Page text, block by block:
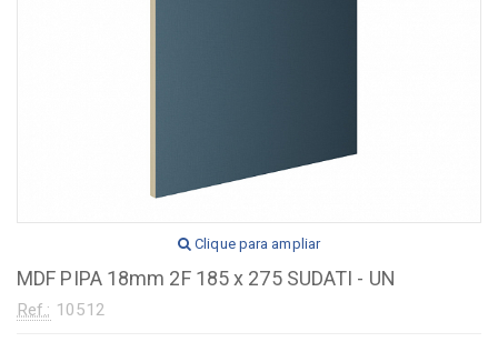
Clique para ampliar
MDF PIPA 18mm 2F 185 x 275 SUDATI - UN
Ref.: 10512